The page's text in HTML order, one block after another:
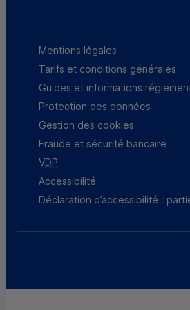
Mentions légales
Tarifs et conditions générales
Guides et informations
Protection des données
Gestion des cookies
Fraude et sécurité bancaire
VDP
Accessibilité
Déclaration d’accessibilité :